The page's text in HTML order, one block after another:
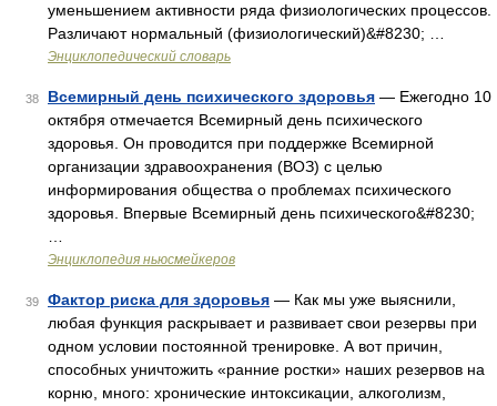
уменьшением активности ряда физиологических процессов.
Различают нормальный (физиологический)&#8230; …
Энциклопедический словарь
38 Всемирный день психического здоровья — Ежегодно 10
октября отмечается Всемирный день психического
здоровья. Он проводится при поддержке Всемирной
организации здравоохранения (ВОЗ) с целью
информирования общества о проблемах психического
здоровья. Впервые Всемирный день психического&#8230;
Энциклопедия ньюсмейкеров
39 Фактор риска для здоровья — Как мы уже выяснили,
любая функция раскрывает и развивает свои резервы при
одном условии постоянной тренировке. А вот причин,
способных уничтожить «ранние ростки» наших резервов на
корню, много: хронические интоксикации, алкоголизм,